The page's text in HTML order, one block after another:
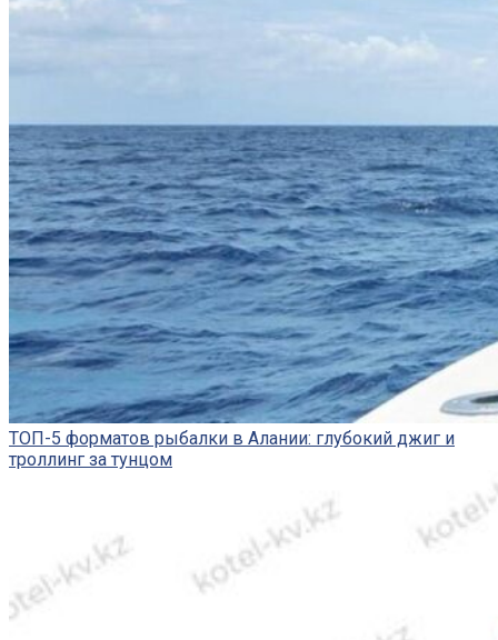
ТОП-5 форматов рыбалки в Алании: глубокий джиг и
троллинг за тунцом